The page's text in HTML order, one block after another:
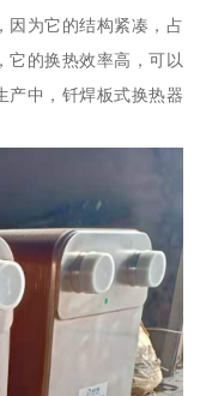
因为它的结构紧凑，占
它的换热效率高，可以
产中，钎焊板式换热器